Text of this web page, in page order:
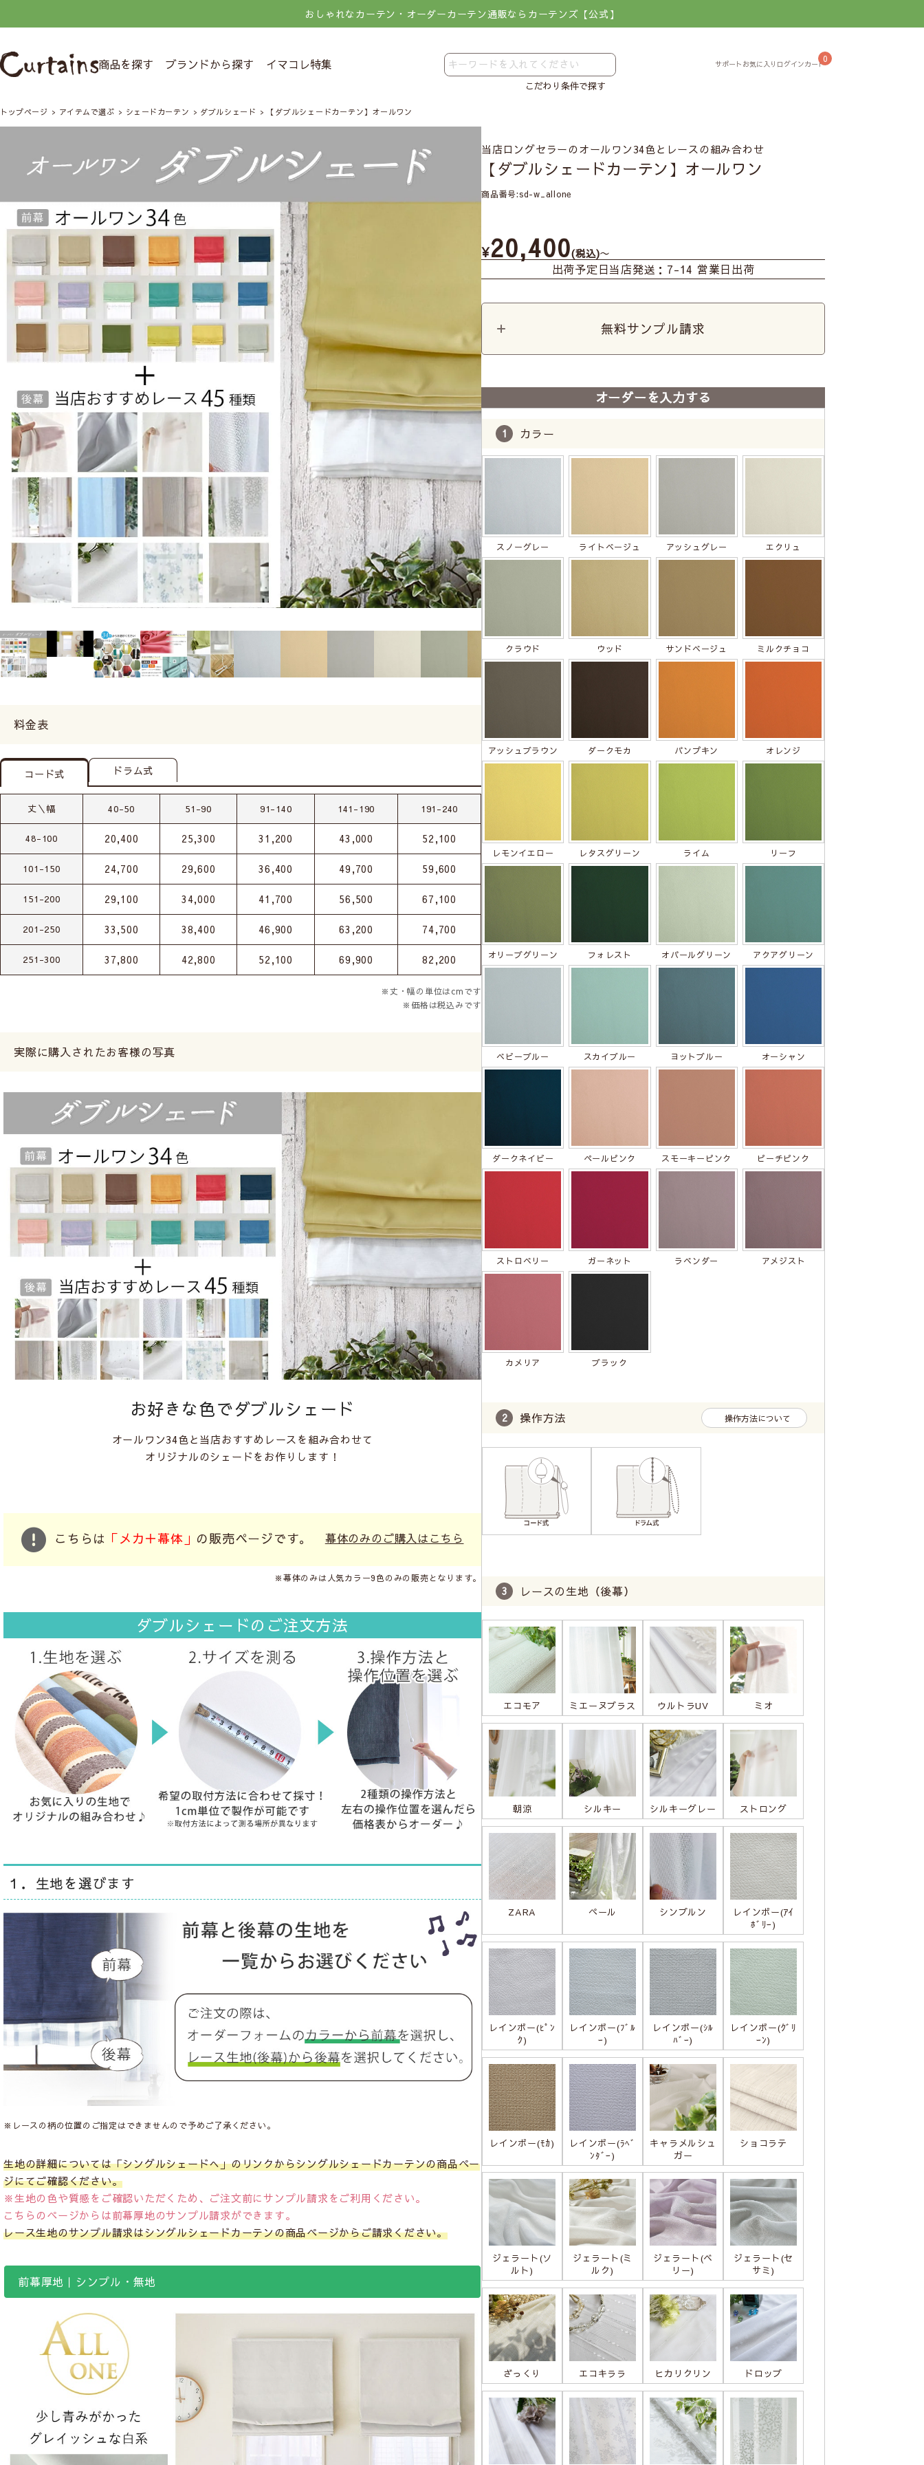
おしゃれなカーテン・オーダーカーテン通販ならカーテンズ【公式】
商品を探す ブランドから探す イマコレ特集
こだわり条件で探す
0
トップページ アイテムで選ぶ シェードカーテン ダブルシェード 【ダブルシェードカーテン】オールワン
料金表
コード式 ドラム式
丈＼幅 40-50 51-90 91-140 141-190 191-240
48-100 20,400 25,300 31,200 43,000 52,100
101-150 24,700 29,600 36,400 49,700 59,600
151-200 29,100 34,000 41,700 56,500 67,100
201-250 33,500 38,400 46,900 63,200 74,700
251-300 37,800 42,800 52,100 69,900 82,200
※丈・幅の単位はcmです
※価格は税込みです
実際に購入されたお客様の写真
お好きな色でダブルシェード
オールワン34色と当店おすすめレースを組み合わせて
オリジナルのシェードをお作りします！
こちらは 「メカ＋幕体」 の販売ページです。 幕体のみのご購入はこちら
※幕体のみは人気カラー9色のみの販売となります。
ダブルシェードのご注文方法
１．生地を選びます
※レースの柄の位置のご指定はできませんので予めご了承ください。
生地の詳細については「シングルシェードへ」のリンクからシングルシェードカーテンの商品ペー
ジにてご確認ください。
※生地の色や質感をご確認いただくため、ご注文前にサンプル請求をご利用ください。
こちらのページからは前幕厚地のサンプル請求ができます。
レース生地のサンプル請求はシングルシェードカーテンの商品ページからご請求ください。
前幕厚地｜シンプル・無地
当店ロングセラーのオールワン34色とレースの組み合わせ
【ダブルシェードカーテン】オールワン
商品番号 sd-w_allone
¥20,400 税込 〜
出荷予定日当店発送：7-14 営業日出荷
無料サンプル請求
オーダーを入力する
カラー
スノーグレー ライトベージュ アッシュグレー エクリュ
クラウド ウッド サンドベージュ ミルクチョコ
アッシュブラウン ダークモカ パンプキン オレンジ
レモンイエロー レタスグリーン ライム リーフ
オリーブグリーン フォレスト オパールグリーン アクアグリーン
ベビーブルー スカイブルー ヨットブルー オーシャン
ダークネイビー ペールピンク スモーキーピンク ピーチピンク
ストロベリー ガーネット ラベンダー アメジスト
カメリア ブラック
操作方法 操作方法について
レースの生地（後幕）
エコモア ミエーヌプラス ウルトラUV ミオ
朝涼 シルキー シルキーグレー ストロング
ZARA ペール シンプルン
レインボー(ｱｲ
ﾎﾞﾘｰ)
レインボー(ﾋﾟﾝ
ｸ)
レインボー(ﾌﾞﾙ
ｰ)
レインボー(ｼﾙ
ﾊﾞｰ)
レインボー(ｸﾞﾘ
ｰﾝ)
レインボー(ﾓｶ)
レインボー(ﾗﾍﾞ
ﾝﾀﾞｰ)
キャラメルシュ
ガー
ショコラテ
ジェラート(ソ
ルト)
ジェラート(ミ
ルク)
ジェラート(ベ
リー)
ジェラート(セ
サミ)
ざっくり エコキララ ヒカリクリン ドロップ